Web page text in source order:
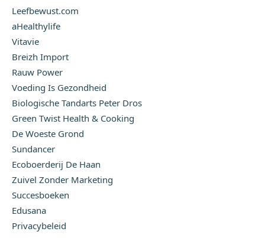
Leefbewust.com
aHealthylife
Vitavie
Breizh Import
Rauw Power
Voeding Is Gezondheid
Biologische Tandarts Peter Dros
Green Twist Health & Cooking
De Woeste Grond
Sundancer
Ecoboerderij De Haan
Zuivel Zonder Marketing
Succesboeken
Edusana
Privacybeleid